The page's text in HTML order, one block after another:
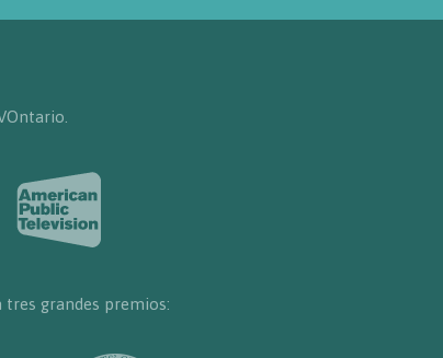
tres grandes premios: